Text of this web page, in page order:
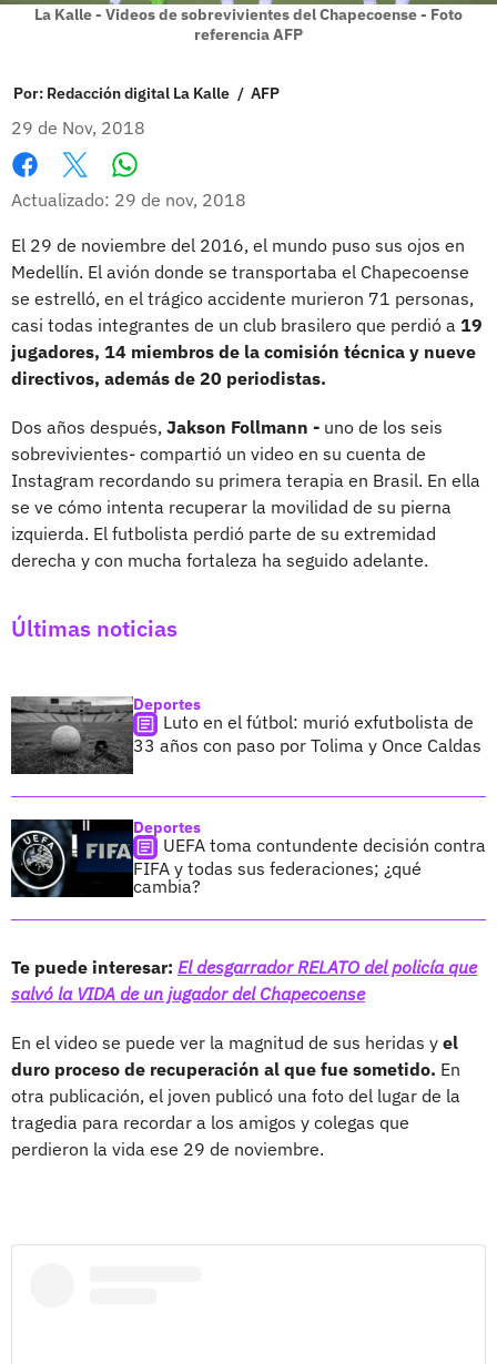
La Kalle - Videos de sobrevivientes del Chapecoense - Foto
referencia AFP
Por: Redacción digital La Kalle / AFP
29 de Nov, 2018
Facebook
X
Actualizado: 29 de nov, 2018
El 29 de noviembre del 2016, el mundo puso sus ojos en
Medellín. El avión donde se transportaba el Chapecoense
se estrelló, en el trágico accidente murieron 71 personas,
casi todas integrantes de un club brasilero que perdió a 19
jugadores, 14 miembros de la comisión técnica y nueve
directivos, además de 20 periodistas.
Dos años después, Jakson Follmann - uno de los seis
sobrevivientes- compartió un video en su cuenta de
Instagram recordando su primera terapia en Brasil. En ella
se ve cómo intenta recuperar la movilidad de su pierna
izquierda. El futbolista perdió parte de su extremidad
derecha y con mucha fortaleza ha seguido adelante.
Últimas noticias
Deportes
Luto en el fútbol: murió exfutbolista de
33 años con paso por Tolima y Once Caldas
Deportes
UEFA toma contundente decisión contra
FIFA y todas sus federaciones; ¿qué
cambia?
Te puede interesar: El desgarrador RELATO del policía que
salvó la VIDA de un jugador del Chapecoense
En el video se puede ver la magnitud de sus heridas y el
duro proceso de recuperación al que fue sometido. En
otra publicación, el joven publicó una foto del lugar de la
tragedia para recordar a los amigos y colegas que
perdieron la vida ese 29 de noviembre.